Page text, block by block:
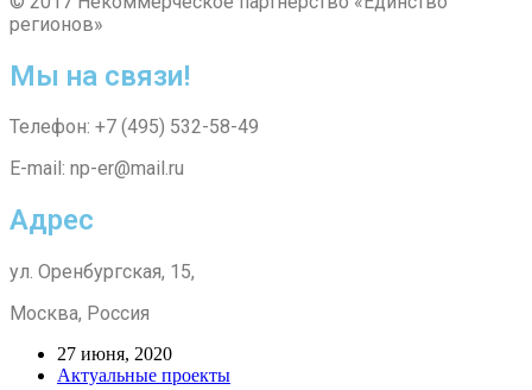
регионов»
Мы на связи!
Телефон: +7 (495) 532-58-49
E-mail: np-er@mail.ru
Адрес
ул. Оренбургская, 15,
Москва, Россия
27 июня, 2020
Актуальные проекты